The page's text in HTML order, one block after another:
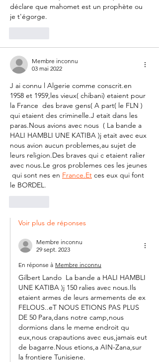
déclare que mahomet est un prophète ou
je t'égorge.
Membre inconnu
03 mai 2022
J ai connu l Algerie comme conscrit.en
1958 et 1959,les vieux( chibani) etaient pour
la France  des brave gens( A part( le FLN )
qui etaient des criminelle.J etait dans les
paras.Nous avions avec nous  ( La bande a
HALI HAMBLI UNE KATIBA )j etait avec eux
nous avion aucun problemes,au sujet de
leurs religion.Des braves qui c etaient ralier
avec nous.Le gros problemes ces les jeunes
qui sont nes en France.Et ces eux qui font
le BORDEL.
Voir plus de réponses
Membre inconnu
29 sept. 2023
En réponse à Membre inconnu
Gilbert Lando  La bande a HALI HAMBLI
UNE KATIBA )j 150 ralies avec nous.Ils
etaient armes de leurs armements de ex
FELOUS..eT NOUS ETIONS PAS PLUS
DE 50 Para,dans notre camp,nous
dormions dans le meme endroit qu
eux,nous crapautions avec eus,jamais eut
de bagarre.Nous etions,a AIN-Zana,sur
la frontiere Tunisiene.